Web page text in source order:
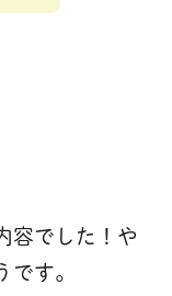
容でした！や
です。